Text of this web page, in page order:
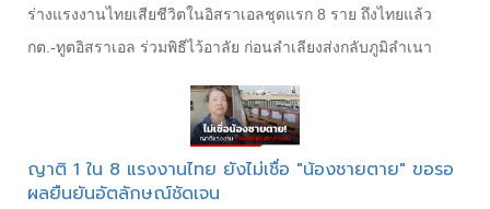
ร่างแรงงานไทยเสียชีวิตในอิสราเอลชุดแรก 8 ราย ถึงไทยแล้ว
กต.-ทูตอิสราเอล ร่วมพิธีไว้อาลัย ก่อนลำเลียงส่งกลับภูมิลำเนา
ญาติ 1 ใน 8 แรงงานไทย ยังไม่เชื่อ "น้องชายตาย" ขอรอ
ผลยืนยันอัตลักษณ์ชัดเจน